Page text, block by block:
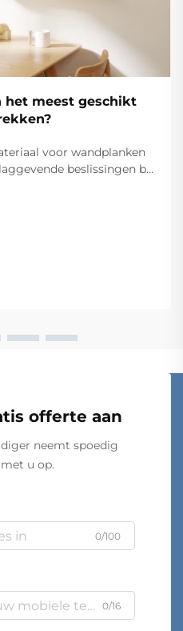
het meest geschikt
voor wandplanken
beslissingen bij
commerciële
werkruimte inricht,
offerte aan
neemt spoedig
u op.
0/100
0/16